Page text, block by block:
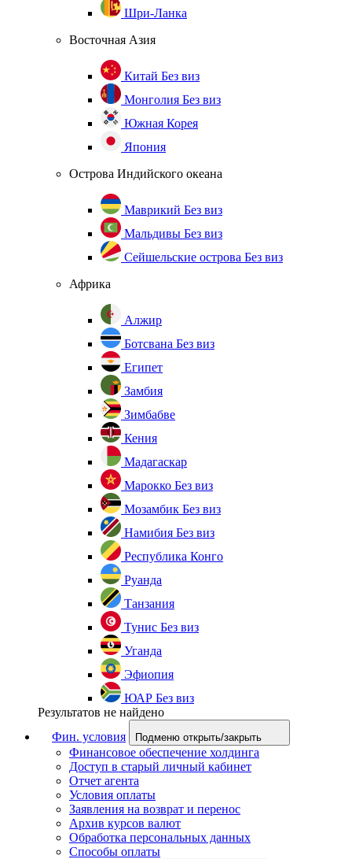
Шри-Ланка
Восточная Азия
Китай Без виз
Монголия Без виз
Южная Корея
Япония
Острова Индийского океана
Маврикий Без виз
Мальдивы Без виз
Сейшельские острова Без виз
Африка
Алжир
Ботсвана Без виз
Египет
Замбия
Зимбабве
Кения
Мадагаскар
Марокко Без виз
Мозамбик Без виз
Намибия Без виз
Республика Конго
Руанда
Танзания
Тунис Без виз
Уганда
Эфиопия
ЮАР Без виз
Результатов не найдено
Фин. условия
Подменю открыть/закрыть
Финансовое обеспечение холдинга
Доступ в старый личный кабинет
Отчет агента
Условия оплаты
Заявления на возврат и перенос
Архив курсов валют
Обработка персональных данных
Способы оплаты